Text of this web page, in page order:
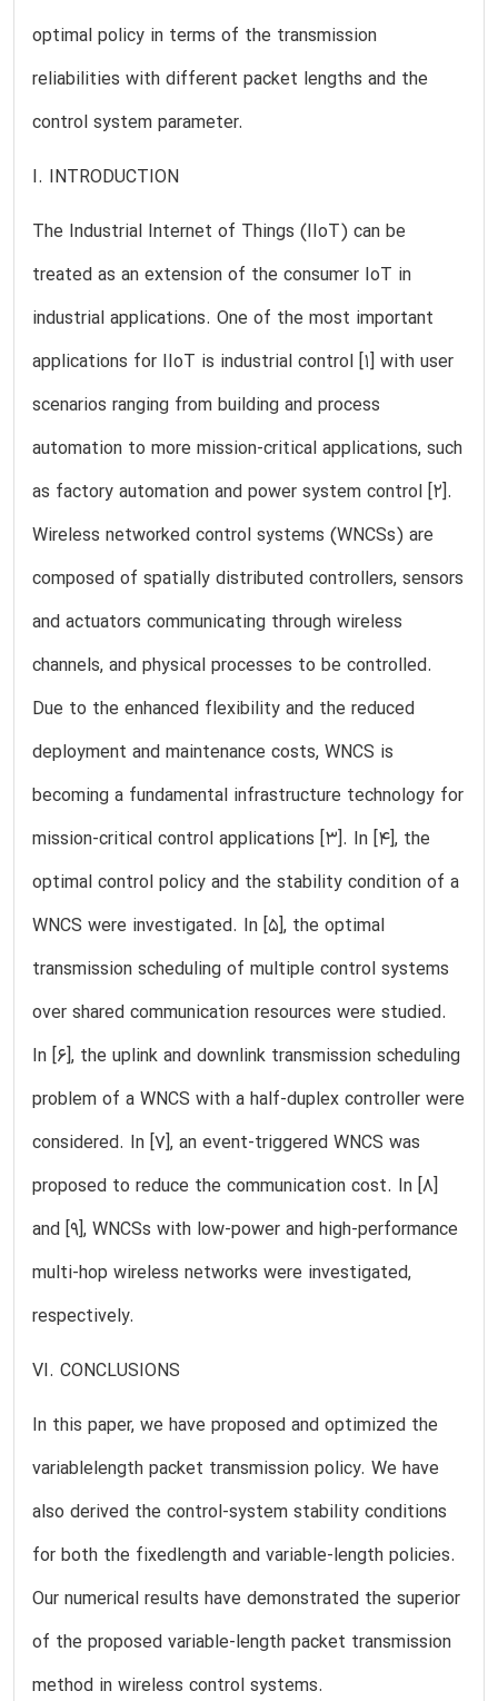
optimal policy in terms of the transmission
reliabilities with different packet lengths and the
control system parameter.
I. INTRODUCTION
The Industrial Internet of Things (IIoT) can be
treated as an extension of the consumer IoT in
industrial applications. One of the most important
applications for IIoT is industrial control [1] with user
scenarios ranging from building and process
automation to more mission-critical applications, such
as factory automation and power system control [2].
Wireless networked control systems (WNCSs) are
composed of spatially distributed controllers, sensors
and actuators communicating through wireless
channels, and physical processes to be controlled.
Due to the enhanced flexibility and the reduced
deployment and maintenance costs, WNCS is
becoming a fundamental infrastructure technology for
mission-critical control applications [3]. In [4], the
optimal control policy and the stability condition of a
WNCS were investigated. In [5], the optimal
transmission scheduling of multiple control systems
over shared communication resources were studied.
In [6], the uplink and downlink transmission scheduling
problem of a WNCS with a half-duplex controller were
considered. In [7], an event-triggered WNCS was
proposed to reduce the communication cost. In [8]
and [9], WNCSs with low-power and high-performance
multi-hop wireless networks were investigated,
respectively.
VI. CONCLUSIONS
In this paper, we have proposed and optimized the
variablelength packet transmission policy. We have
also derived the control-system stability conditions
for both the fixedlength and variable-length policies.
Our numerical results have demonstrated the superior
of the proposed variable-length packet transmission
method in wireless control systems.